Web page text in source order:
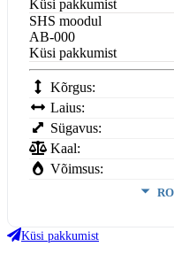
Küsi pakkumist
SHS moodul
AB-000
Küsi pakkumist
Kõrgus:
Laius:
Sügavus:
Kaal:
Võimsus:
Klaasi kuju:
Küsi pakkumist